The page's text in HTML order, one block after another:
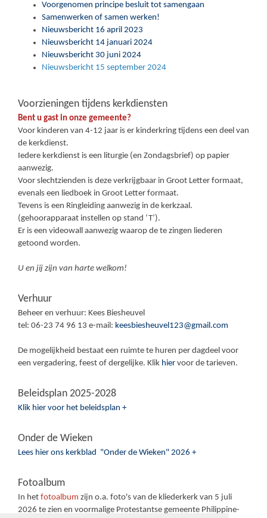
Voorgenomen principe besluit tot samengaan
Samenwerken of samen werken!
Nieuwsbericht 16 april 2023
Nieuwsbericht 14 januari 2024
Nieuwsbericht 30 juni 2024
Nieuwsbericht 15 september 2024
Voorzieningen tijdens kerkdiensten
Bent u gast in onze gemeente?
Voor kinderen van 4-12 jaar is er kinderkring tijdens een deel van
de kerkdienst.
Iedere kerkdienst is een liturgie (en Zondagsbrief) op papier
aanwezig.
Voor slechtzienden is deze verkrijgbaar in Groot Letter formaat,
evenals een liedboek in Groot Letter formaat.
Tevens is een Ringleiding aanwezig in de kerkzaal.
(gehoorapparaat instellen op stand ‘T’).
Er is een videowall aanwezig waarop de te zingen liederen
getoond worden.
U en jij zijn van harte welkom!
Verhuur
Beheer en verhuur: Kees Biesheuvel
tel: 06-23 74 96 13 e-mail: keesbiesheuvel123@gmail.com
De mogelijkheid bestaat een ruimte te huren per dagdeel voor
een vergadering, feest of dergelijke. Klik hier voor de tarieven.
Beleidsplan 2025-2028
Klik hier voor het beleidsplan +
Onder de Wieken
Lees hier ons kerkblad "Onder de Wieken" 2026 +
Fotoalbum
In het fotoalbum zijn o.a. foto's van de kliederkerk van 5 juli
2026 te zien en voormalige Protestantse gemeente Philippine-